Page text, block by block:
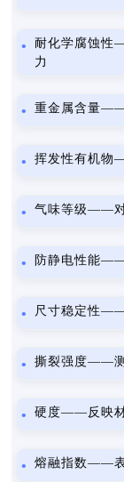
耐化学腐蚀性
力
重金属含量——
挥发性有机物
气味等级——对
防静电性能——
尺寸稳定性——
撕裂强度——测
硬度——反映材
熔融指数——表